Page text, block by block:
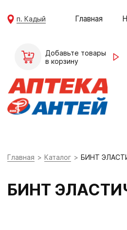
п. Кадый Главная
Добавьте товары
в корзину
Главная Каталог БИНТ
БИНТ